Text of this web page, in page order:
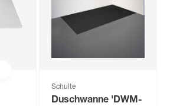
Schulte
Duschwanne 'DWM-